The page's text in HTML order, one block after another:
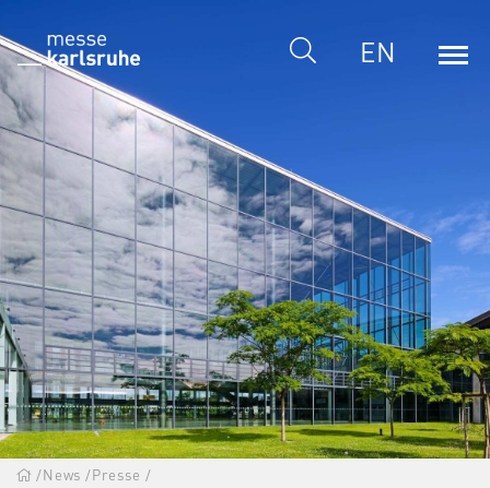
EN
/News/Presse /